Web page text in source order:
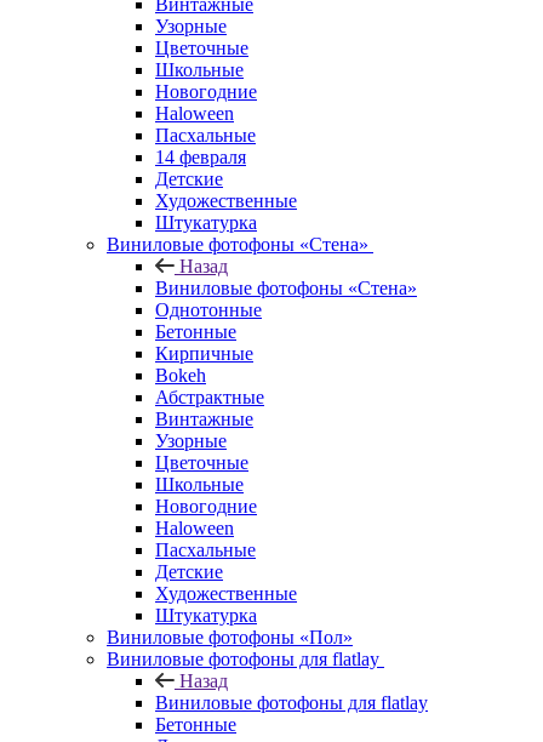
Узорные
Цветочные
Школьные
Новогодние
Haloween
Пасхальные
14 февраля
Детские
Художественные
Штукатурка
Виниловые фотофоны «Стена»
Назад
Виниловые фотофоны «Стена»
Однотонные
Бетонные
Кирпичные
Bokeh
Абстрактные
Винтажные
Узорные
Цветочные
Школьные
Новогодние
Haloween
Пасхальные
Детские
Художественные
Штукатурка
Виниловые фотофоны «Пол»
Виниловые фотофоны для flatlay
Назад
Виниловые фотофоны для flatlay
Бетонные